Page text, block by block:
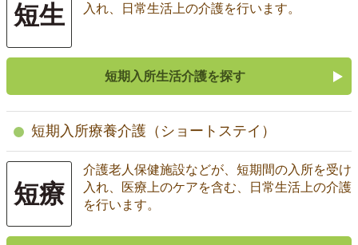
短生
入れ、日常生活上の介護を行います。
短期入所生活介護を探す
短期入所療養介護（ショートステイ）
短療
介護老人保健施設などが、短期間の入所を受け
入れ、医療上のケアを含む、日常生活上の介護
を行います。